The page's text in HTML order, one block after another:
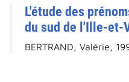
L'étude des
du sud de l'Ille-et-
BERTRAND, Valérie,